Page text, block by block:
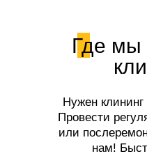
Где мы
Нужен
Провести
или
нам!